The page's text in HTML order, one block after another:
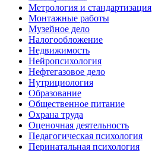
Метрология и стандартизация
Монтажные работы
Музейное дело
Налогообложение
Недвижимость
Нейропсихология
Нефтегазовое дело
Нутрициология
Образование
Общественное питание
Охрана труда
Оценочная деятельность
Педагогическая психология
Перинатальная психология